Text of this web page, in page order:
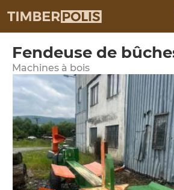
Fendeuse de
Machines à bois